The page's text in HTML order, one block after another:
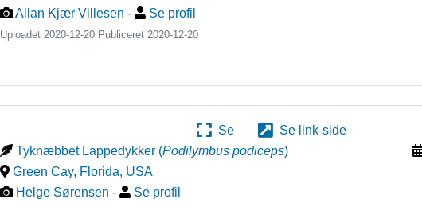
Allan Kjær Villesen - Se profil
Uploadet 2020-12-20 Publiceret 2020-12-20
Se
Se link-side
Tyknæbbet Lappedykker (Podilymbus podiceps)
Green Cay, Florida, USA
Helge Sørensen - Se profil